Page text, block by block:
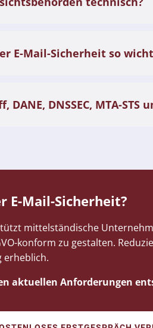
E-Mail-Sicherheit so
DNSSEC, MTA-STS
E-Mail-Sicherheit?
mittelständische
konform zu gestalten.
erheblich.
aktuellen Anforderungen